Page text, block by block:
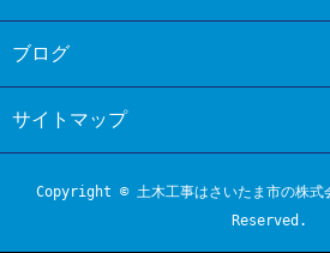
ブログ
サイトマップ
Copyright © 土木工事はさいたま市の株
Reserved.